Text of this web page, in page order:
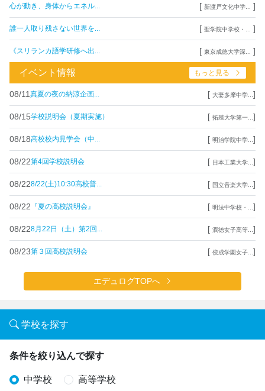
心が動き、身体からエネル... [ 新渡戸文化中学... ]
誰一人取り残さない世界を... [ 聖学院中学校・... ]
《スリランカ語学研修へ出... [ 東京成徳大学深... ]
イベント情報 もっと見る
08/11 真夏の夜の納涼企画... [ 大妻多摩中学... ]
08/15学校説明会（夏期実施） [ 拓殖大学第一... ]
08/18高校校内見学会（中... [ 明治学院中学... ]
08/22第4回学校説明会 [ 日本工業大学... ]
08/228/22(土)10:30高校普... [ 国立音楽大学... ]
08/22 『夏の高校説明会』 [ 明法中学校・... ]
08/228月22日（土）第2回... [ 潤徳女子高等... ]
08/23第３回高校説明会 [ 佼成学園女子... ]
エデュログTOPへ
学校を探す
条件を絞り込んで探す
中学校 高等学校